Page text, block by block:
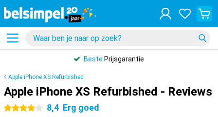
Beste Prijsgarantie
Apple iPhone XS Refurbished
Apple iPhone XS Refurbished - Reviews
4 sterren 8,4 Erg goed